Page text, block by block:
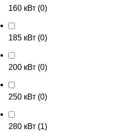
160 кВт (0)
185 кВт (0)
200 кВт (0)
250 кВт (0)
280 кВт (1)